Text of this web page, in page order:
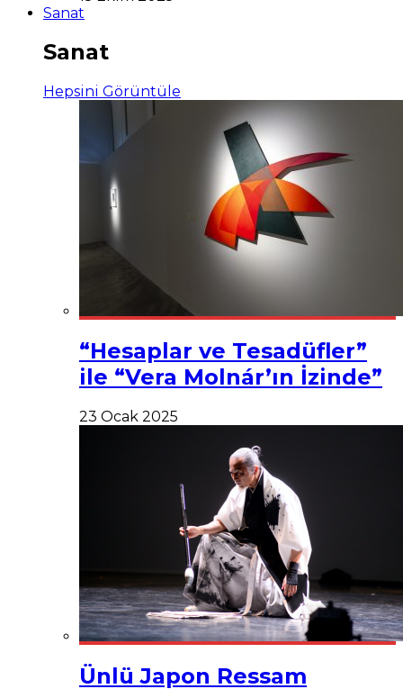
Sanat
Sanat
Hepsini Görüntüle
“Hesaplar ve Tesadüfler”
ile “Vera Molnár’ın İzinde”
23 Ocak 2025
Ünlü Japon Ressam